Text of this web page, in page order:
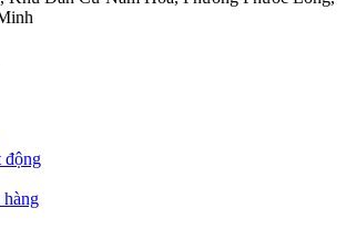
động